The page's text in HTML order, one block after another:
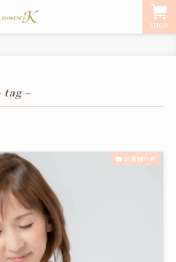
SHOP
tag –
お客様の声